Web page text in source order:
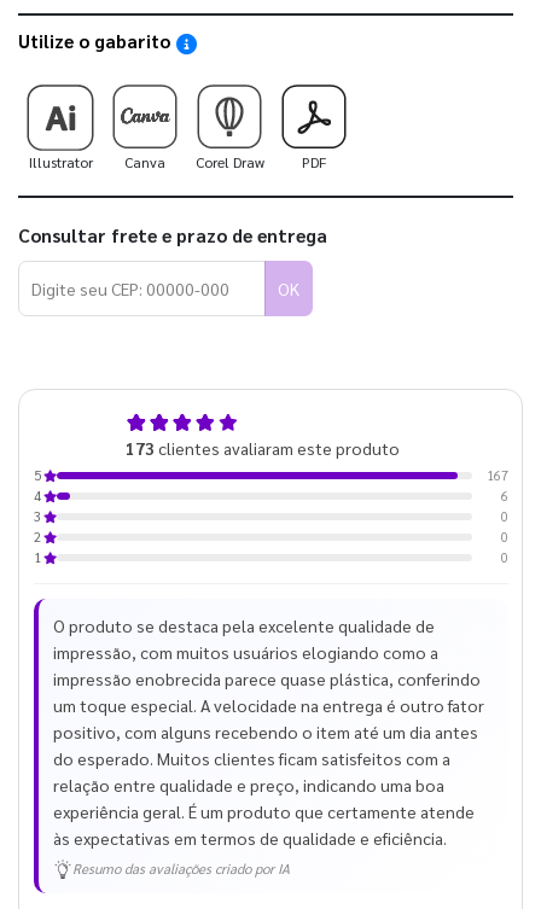
Utilize o gabarito Saiba como utilizar os nossos gabaritos
Illustrator Canva Corel Draw PDF
Consultar frete e prazo de entrega
OK
173 clientes avaliaram este produto
5
167
4
6
3
0
2
0
1
0
O produto se destaca pela excelente qualidade de
impressão, com muitos usuários elogiando como a
impressão enobrecida parece quase plástica, conferindo
um toque especial. A velocidade na entrega é outro fator
positivo, com alguns recebendo o item até um dia antes
do esperado. Muitos clientes ficam satisfeitos com a
relação entre qualidade e preço, indicando uma boa
experiência geral. É um produto que certamente atende
às expectativas em termos de qualidade e eficiência.
Resumo das avaliações criado por IA